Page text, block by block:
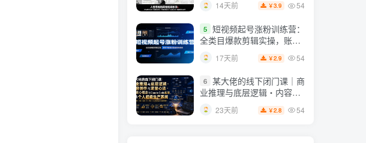
计×AI提示词×橱窗带货6W
件实战经验
14天前 ￥3.9 54
5 短视频起号涨粉训练营：
全类目爆款剪辑实操，账号
节奏规划复盘落地教程
17天前 ￥2.9 54
6 某大佬的线下闭门课｜商
业推理与底层逻辑・内容创
作与流量心法・AI核心概念
与Claude Code实战，打造
23天前 ￥2.8 54